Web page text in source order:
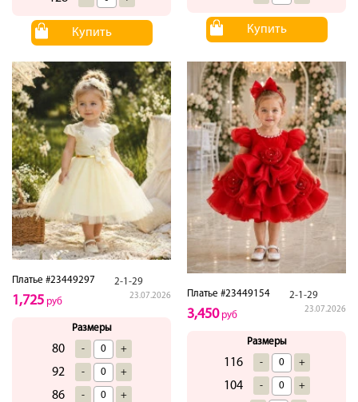
Купить Купить
Платье #23449297 2-1-29
23.07.2026
1,725 руб
Размеры
80 - +
92 - +
86 - +
Платье #23449154 2-1-29
23.07.2026
3,450руб
Размеры
116 - +
104 - +